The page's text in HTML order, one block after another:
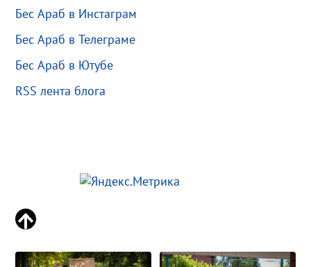
Бес Араб в Инстаграм
Бес Араб в Телеграме
Бес Араб в Ютубе
RSS лента блога